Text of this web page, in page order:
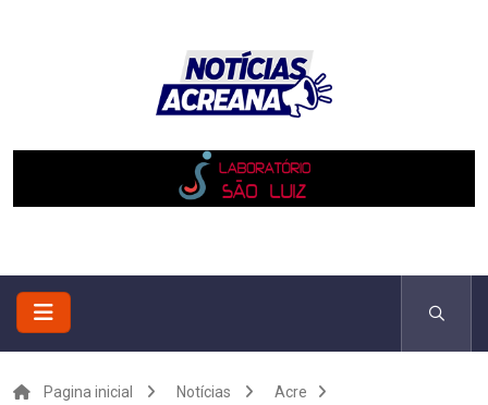
Pagina inicial Notícias
Acre